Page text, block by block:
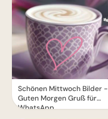
Schönen Mittwoch Bilder -
Guten Morgen Gruß für
WhatsApp